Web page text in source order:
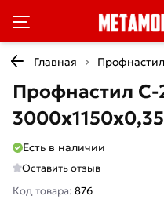
Главная Профнастил
Профнастил
Есть в наличии
Оставить отзыв
Код товара: 876